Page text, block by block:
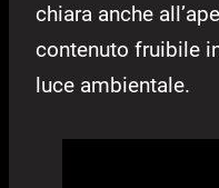
chiara anche
contenuto fruibile
luce ambientale.